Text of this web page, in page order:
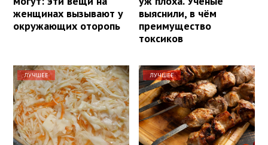
женщинах вызывают у
окружающих оторопь
выяснили, в чём
преимущество
токсиков
ЛУЧШЕЕ ЛУЧШЕЕ